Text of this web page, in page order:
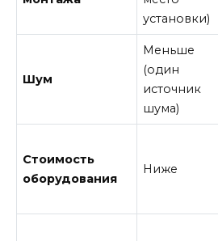
установки)
Шум
Меньше
(один
источник
шума)
Стоимость
оборудования
Ниже